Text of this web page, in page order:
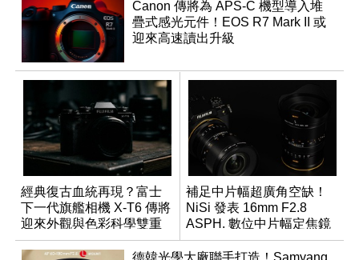
Canon 傳將為 APS-C 機型導入堆
疊式感光元件！EOS R7 Mark II 或
迎來高速讀出升級
經典復古血統再現？富士
下一代旗艦相機 X-T6 傳將
迎來外觀與色彩科學雙重
優化
補足中片幅超廣角空缺！
NiSi 發表 16mm F2.8
ASPH. 數位中片幅定焦鏡